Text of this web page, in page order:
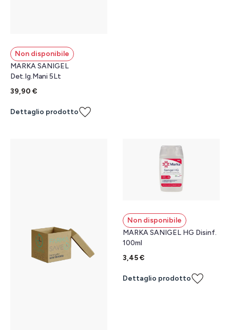
Non disponibile
MARKA SANIGEL
Det.Ig.Mani 5Lt
39,90 €
Dettaglio prodotto
Non disponibile
MARKA SANIGEL HG Disinf.
100ml
3,45 €
Dettaglio prodotto